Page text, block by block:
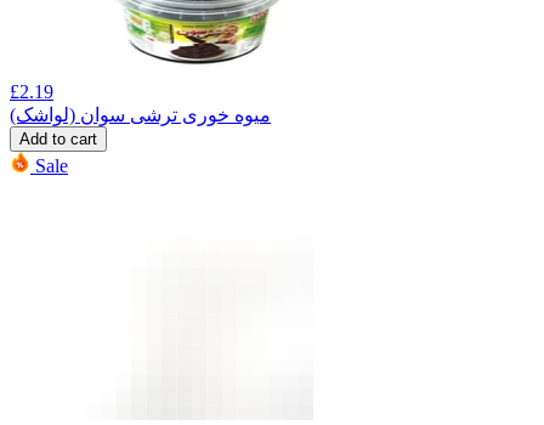
£2.19
میوه خوری ترشی سوان (لواشک)
Add to cart
Sale